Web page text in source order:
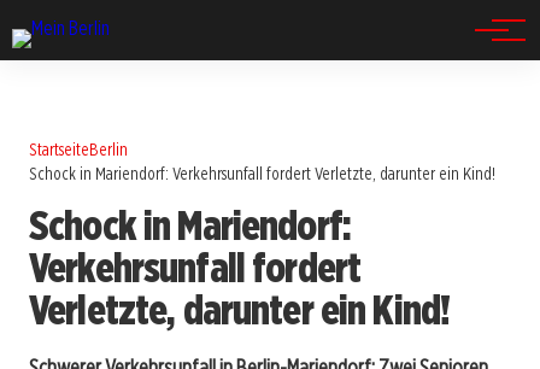
StartseiteBerlin
Schock in Mariendorf: Verkehrsunfall fordert Verletzte, darunter ein Kind!
Schock in Mariendorf:
Verkehrsunfall fordert
Verletzte, darunter ein Kind!